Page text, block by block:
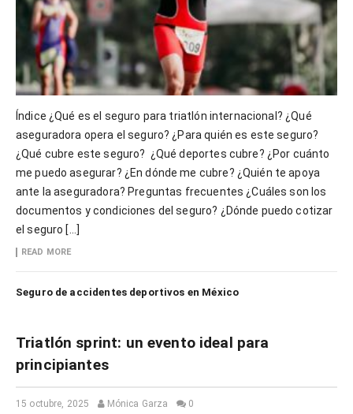
Índice ¿Qué es el seguro para triatlón internacional? ¿Qué
aseguradora opera el seguro? ¿Para quién es este seguro?
¿Qué cubre este seguro? ¿Qué deportes cubre? ¿Por cuánto
me puedo asegurar? ¿En dónde me cubre? ¿Quién te apoya
ante la aseguradora? Preguntas frecuentes ¿Cuáles son los
documentos y condiciones del seguro? ¿Dónde puedo cotizar
el seguro […]
READ MORE
Seguro de accidentes deportivos en México
Triatlón sprint: un evento ideal para
principiantes
15 octubre, 2025 Mónica Garza 0